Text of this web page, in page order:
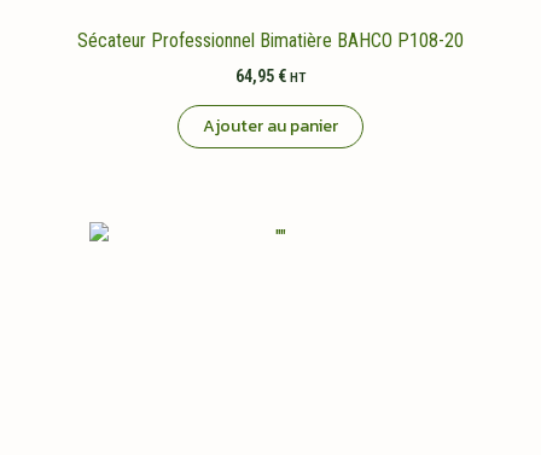
Sécateur Professionnel Bimatière BAHCO P108-20
64,95 € HT
Ajouter au panier